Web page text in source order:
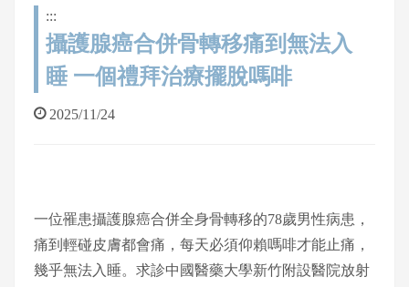
:::
攝護腺癌合併骨轉移痛到無法入
睡 一個禮拜治療擺脫嗎啡
2025/11/24
一位罹患攝護腺癌合併全身骨轉移的78歲男性病患，
痛到輕碰皮膚都會痛，每天必須仰賴嗎啡才能止痛，
幾乎無法入睡。求診中國醫藥大學新竹附設醫院放射